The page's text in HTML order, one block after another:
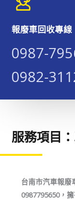
報廢車回收專
0987-
0982-
服務項目
台南市汽車報廢
0987795650，